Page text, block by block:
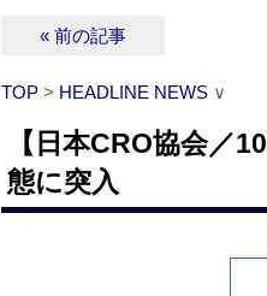
« 前の記事
TOP > HEADLINE NEWS ∨
【日本CRO協会／
態に突入